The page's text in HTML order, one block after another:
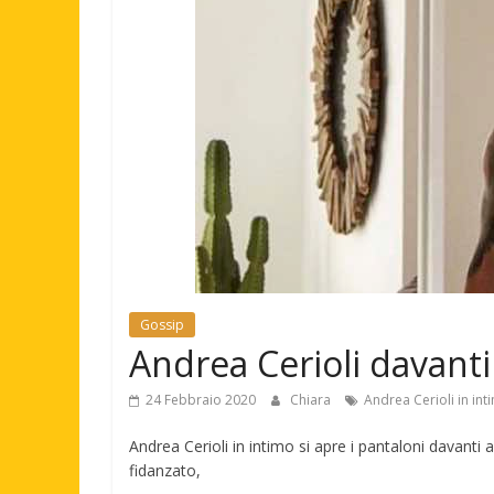
Gossip
Andrea Cerioli
24 Febbraio 2020 Chiara Andrea Cerioli in
Andrea Cerioli in intimo si apre i pantaloni davanti
fidanzato,